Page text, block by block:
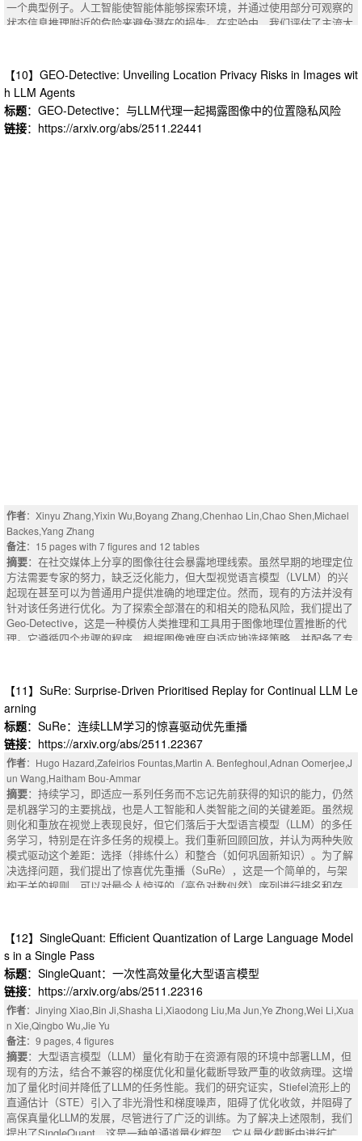
ent and evaluate an open-source prototype in a realistic edge environment
with commodity hardware. We show DisCEdge improves median response
management, while guaranteeing data consistency.
一个典型例子。人工智能使智能体能够探索环境，并通过使用部分可观察的
状态信息推理附近的危险来避免潜在的损失。在实验中，我们评估了主流大
务上取得了最高的成功率，但像4 o-mini这样的较小模型通过采用推测链和
规划者-批评者策略，以降低计算效率为代价，大大缩小了挑战的性能差
距。这表明，结构化的，多步推理与基于LLM的反馈机制相结合，可以大大
提高LLM的决策能力，提供了一个有前途的方向，改善推理较弱的模型，并
建议一个新的推理为中心的基准LLM评估。我们的代码在https://github.co
【10】GEO-Detective: Unveiling Location Privacy Risks in Images wit
h LLM Agents
标题：GEO-Detective：与LLM代理一起揭露图像中的位置隐私风险
链接：https://arxiv.org/abs/2511.22441
作者：Xinyu Zhang,Yixin Wu,Boyang Zhang,Chenhao Lin,Chao Shen,Michael
Backes,Yang Zhang
备注：15 pages with 7 figures and 12 tables
摘要：在社交媒体上分享的图像往往会暴露地理线索。虽然早期的地理定位
方法需要专家的努力，缺乏泛化能力，但大型视觉语言模型（LVLM）的兴
起现在甚至可以为普通用户提供准确的地理定位。然而，现有的方法并没有
针对该任务进行优化。为了探索全部潜在的和相关的隐私风险，我们提出了
Geo-Detective，这是一种模仿人类推理和工具用于图像地理位置推断的代
理。它遵循四个步骤的程序，根据图像难度自适应地选择策略，并配备了专
别是在缺乏可见地理特征的图像上。在国家级地理定位任务中，与基线LLM
相比，它实现了超过11.1%的改进，即使在更细的粒度级别，它仍然提供了
约5.2%的性能增益。同时，当配备外部线索时，GEO-Detective更有可能产
生准确的预测，将“未知”预测率降低了50.6%以上。我们进一步探讨了多种
防御策略，并发现地理侦探表现出更强的鲁棒性，强调需要更有效的隐私保
护。
摘要：Images shared on social media often expose geographic cues. Whil
e early geolocation methods required expert effort and lacked generalizatio
n, the rise of Large Vision Language Models (LVLMs) now enables accurat
e geolocation even for ordinary users. However, existing approaches are n
ot optimized for this task. To explore the full potential and associated priva
cy risks, we present Geo-Detective, an agent that mimics human reasonin
g and tool use for image geolocation inference. It follows a procedure with
four steps that adaptively selects strategies based on image difficulty and
odels (LVLMs) overall, particularly on images lacking visible geographic fe
atures. In country level geolocation tasks, it achieves an improvement of
over 11.1% compared to baseline LLMs, and even at finer grained levels, i
t still provides around a 5.2% performance gain. Meanwhile, when equippe
d with external clues, GEO-Detective becomes more likely to produce acc
urate predictions, reducing the "unknown" prediction rate by more than 50.
6%. We further explore multiple defense strategies and find that Geo-Dete
ctive exhibits stronger robustness, highlighting the need for more effective
privacy safeguards.
【11】SuRe: Surprise-Driven Prioritised Replay for Continual LLM Le
arning
标题：SuRe：连续LLM学习的惊喜驱动优先重播
链接：https://arxiv.org/abs/2511.22367
作者：Hugo Hazard,Zafeirios Fountas,Martin A. Benfeghoul,Adnan Oomerjee,J
un Wang,Haitham Bou-Ammar
摘要：持续学习，即适应一系列任务而不忘记先前获得的知识的能力，仍然
是机器学习的主要挑战，也是人工智能和人类智能之间的关键差距。虽然规
则化和重放在视觉上表现良好，但它们落后于大型语言模型（LLM）的多任
务学习，特别是在许多任务的规模上。我们重新回顾回放，并认为两种失败
模式驱动这个差距：选择（排练什么）和整合（如何巩固新知识）。为了解
决选择问题，我们提出了惊喜优先重播（SuRe），这是一个简单的，与架
构无关的规则，可以对最令人惊讶的（高负对数似然）序列进行排名和存
一个双学习器设计，通过指数移动平均（EMA）合并了快速和慢速LoRA适
配器，从而在稳定长期知识的同时实现快速适应。将SuRe与双学习器相结
合可以获得进一步的收益，包括LNT上的精度比之前的SOTA提高了+5点。
消融研究证实，我们提出的方法在降低重放频率和小缓冲区大小下仍然是稳
健的，证明了有效性和样本效率。综上所述，我们的研究结果建立了重播作
为持续LLM微调的强大基线，并证明了基于事件的选择和缓慢的权重整合是
减轻灾难性遗忘的互补组成部分。
摘要：Continual learning, one's ability to adapt to a sequence of tasks wit
hout forgetting previously acquired knowledge, remains a major challenge i
n machine learning and a key gap between artificial and human intelligenc
e. While regularisation and replay perform well in vision, they lag behind m
ulti-task learning for large language models (LLMs), especially at scale wit
h many tasks. We revisit replay and argue that two failure modes drive thi
s gap: selection (what to rehearse) and integration (how to consolidate new
【12】SingleQuant: Efficient Quantization of Large Language Model
s in a Single Pass
标题：SingleQuant：一次性高效量化大型语言模型
链接：https://arxiv.org/abs/2511.22316
作者：Jinying Xiao,Bin Ji,Shasha Li,Xiaodong Liu,Ma Jun,Ye Zhong,Wei Li,Xua
n Xie,Qingbo Wu,Jie Yu
备注：9 pages, 4 figures
摘要：大型语言模型（LLM）量化有助于在资源有限的环境中部署LLM，但
现有的方法，结合不兼容的梯度优化和量化截断导致严重的收敛病理。这增
加了量化时间并降低了LLM的任务性能。我们的研究证实，Stiefel流形上的
直通估计（STE）引入了非光滑性和梯度噪声，阻碍了优化收敛，并阻碍了
高保真量化LLM的发展，尽管进行了广泛的训练。为了解决上述限制，我们
提出了SingleQuant，这是一种单通道量化框架，它从量化截断中进行扩